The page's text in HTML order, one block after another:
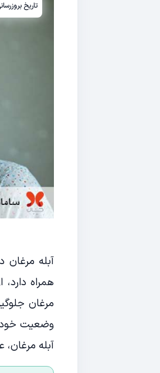
تاریخ
آبله مرغان
همراه
مرغان
وضعیت خود
آبله